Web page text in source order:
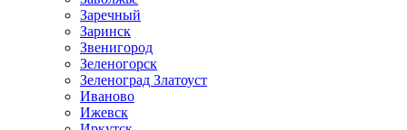
Заречный
Заринск
Звенигород
Зеленогорск
Зеленоград Златоуст
Иваново
Ижевск